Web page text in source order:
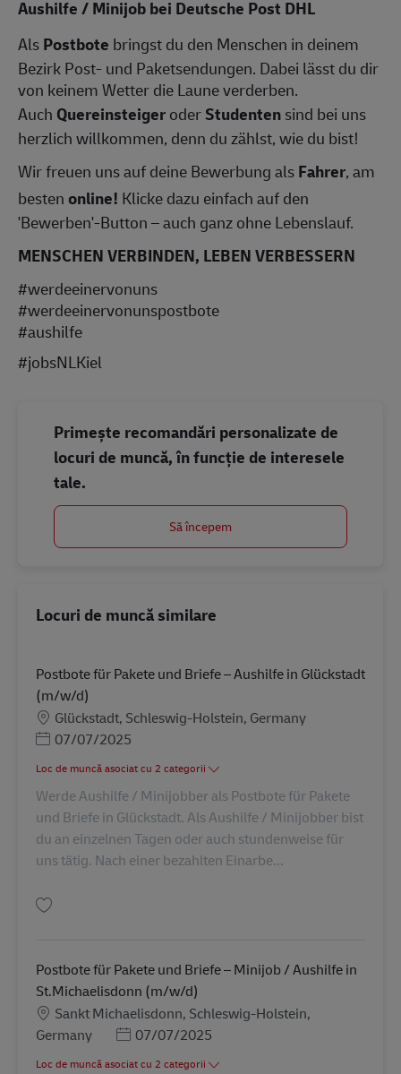
Aushilfe / Minijob bei Deutsche Post DHL
AlsPostbote bringst du den Menschen in deinem
Bezirk Post- und Paketsendungen. Dabei lässt du dir
von keinem Wetter die Laune verderben.
Auch QuereinsteigeroderStudentensind bei uns
herzlich willkommen, denn du zählst, wie du bist!
Wir freuen uns auf deine Bewerbung alsFahrer, am
bestenonline! Klicke dazu einfach auf den
'Bewerben'-Button – auch ganz ohne Lebenslauf.
MENSCHEN VERBINDEN, LEBEN VERBESSERN
#werdeeinervonuns
#werdeeinervonunspostbote
#aushilfe
#jobsNLKiel
Primește recomandări personalizate de
locuri de muncă, în funcție de interesele
tale.
Să începem
Locuri de muncă similare
Postbote für Pakete und Briefe – Aushilfe in Glückstadt
(m/w/d)
Locație
Glückstadt, Schleswig-Holstein, Germany
Posted Date
07/07/2025
Loc de muncă asociat cu 2 categorii
Werde Aushilfe / Minijobber als Postbote für Pakete
und Briefe in Glückstadt. Als Aushilfe / Minijobber bist
du an einzelnen Tagen oder auch stundenweise für
uns tätig. Nach einer bezahlten Einarbe...
Postbote für Pakete und Briefe – Minijob / Aushilfe in
St.Michaelisdonn (m/w/d)
LocațieSankt Michaelisdonn, Schleswig-Holstein,
Germany
Posted Date
07/07/2025
Loc de muncă asociat cu 2 categorii